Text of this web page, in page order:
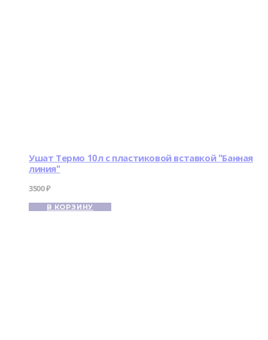
Ушат Термо 10л с пластиковой вставкой "Банная
линия"
3500₽
В КОРЗИНУ